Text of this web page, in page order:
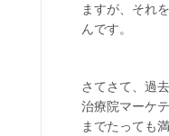
ますが、それ
んです。
さてさて、過
治療院マーケ
までたっても